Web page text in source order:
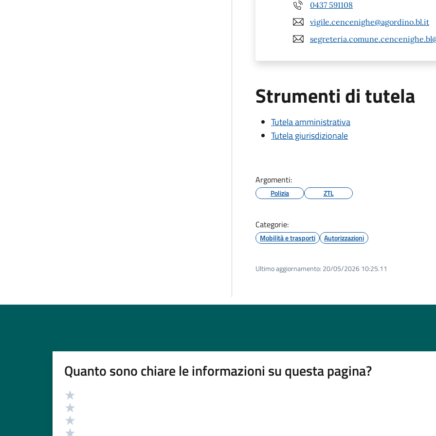
0437 591108
vigile.cencenighe@agordino.bl.it
Strumenti di tutela
Tutela amministrativa
Tutela giurisdizionale
Argomenti:
Polizia ZTL
Categorie:
Mobilità e trasporti Autorizzazioni
Ultimo aggiornamento: 20/05/2026 10:25.11
Quanto sono chiare le informazioni su questa pagina?
Valutazione